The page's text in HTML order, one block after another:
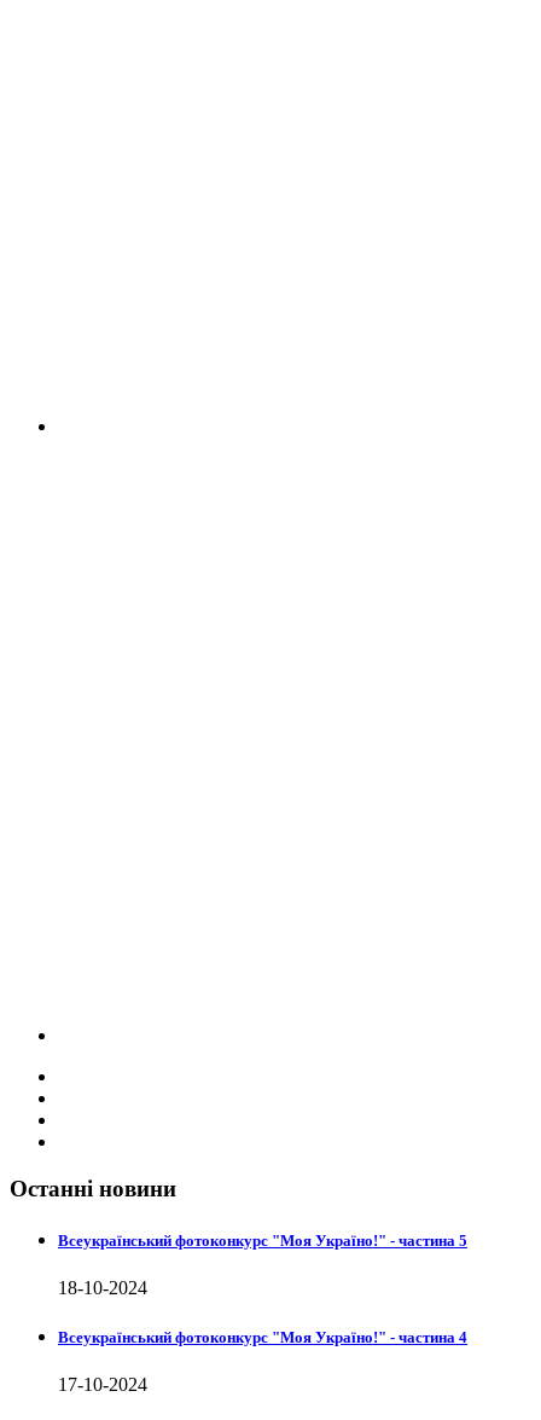
Останні новини
Всеукраїнський фотоконкурс "Моя Україно!" - частина 5
18-10-2024
Всеукраїнський фотоконкурс "Моя Україно!" - частина 4
17-10-2024